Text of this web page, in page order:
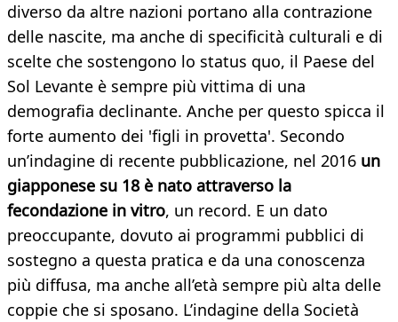
diverso da altre nazioni portano alla contrazione
delle nascite, ma anche di specificità culturali e di
scelte che sostengono lo status quo, il Paese del
Sol Levante è sempre più vittima di una
demografia declinante. Anche per questo spicca il
forte aumento dei 'figli in provetta'. Secondo
un’indagine di recente pubblicazione, nel 2016 un
giapponese su 18 è nato attraverso la
fecondazione in vitro, un record. E un dato
preoccupante, dovuto ai programmi pubblici di
sostegno a questa pratica e da una conoscenza
più diffusa, ma anche all’età sempre più alta delle
coppie che si sposano. L’indagine della Società